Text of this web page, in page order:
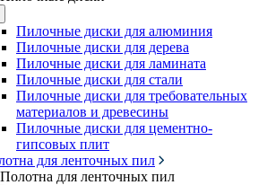
Пилочные диски для алюминия
Пилочные диски для дерева
Пилочные диски для ламината
Пилочные диски для стали
Пилочные диски для требовательных
материалов и древесины
Пилочные диски для цементно-
гипсовых плит
для ленточных пил
Полотна для ленточных пил